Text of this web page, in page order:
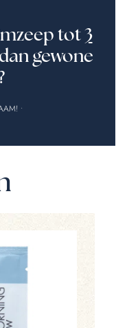
tot 3
gewone
•